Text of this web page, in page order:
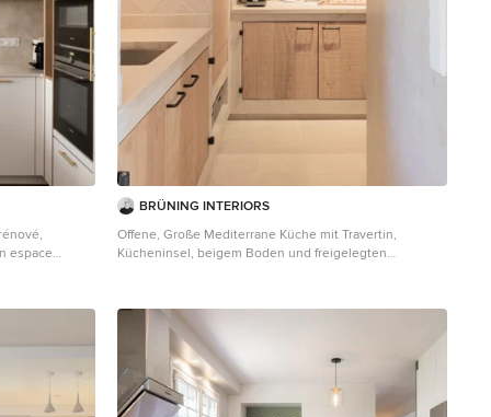
lumineux en relief avec des spots encastrés. Il y a aussi
une hotte plafond de coloris inox à commande
électronique huit vitesses, un booster classe 1, c'est
une fabrication française. Les propriétaires de cette
grande cuisine design lumineuse en L avec ilot central
à Rieux Volvestre sont venus dans l'agence Cuisines
Turini à Portet-sur-Garonne grâce à une
recommandation. En effet avec plus de 40 000 projets
de réalisés depuis 1993, Cuisines Turini s'est imposé
comme le spécialiste de l'aménagement intérieur. Cette
cuisine lumineuse a bénéficié d'une création complète :
pose. Vous souhaitez créer une grande cuisine design
lumineuse en L avec un ilot central comme dans cette
Cuisines Turini, vous accueillent dans nos agences à
Toulouse, à Portet-sur-Garonne et à Quint-Fonsegrives
du lundi au samedi de 10h à 19h. Ils réalisent un devis
gratuit et sans engagement, quelle que soit votre
implantation, en linéaire, en U, en L avec un ilot central
etc. Le technicien conseil crée votre projet en fonction
espace
naturels
BRÜNING INTERIORS
Offene, Große Mediterrane Küche mit Travertin,
Kücheninsel, beigem Boden und freigelegten